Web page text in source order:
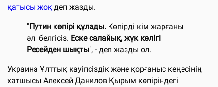
қатысы жоқ деп жазды.
"Путин көпірі құлады. Көпірді кім жарғаны
әлі белгісіз. Еске салайық, жүк көлігі
Ресейден шықты", - деп жазды ол.
Украина Ұлттық қауіпсіздік және қорғаныс кеңесінің
хатшысы Алексей Данилов Қырым көпіріндегі